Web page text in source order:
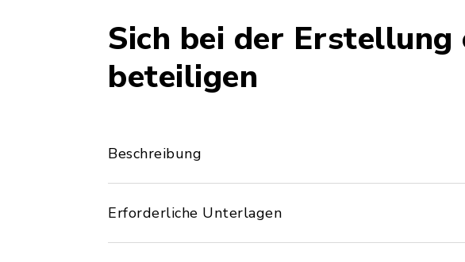
Sich bei der Erstellung
beteiligen
Beschreibung
Erforderliche Unterlagen